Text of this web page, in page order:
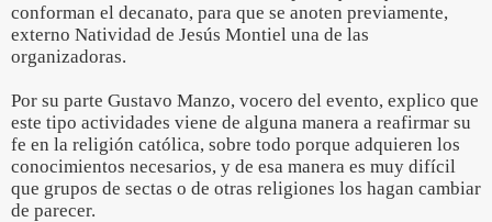
conforman el decanato, para que se anoten previamente,
externo Natividad de Jesús Montiel una de las
organizadoras.
Por su parte Gustavo Manzo, vocero del evento, explico que
este tipo actividades viene de alguna manera a reafirmar su
fe en la religión católica, sobre todo porque adquieren los
conocimientos necesarios, y de esa manera es muy difícil
que grupos de sectas o de otras religiones los hagan cambiar
de parecer.